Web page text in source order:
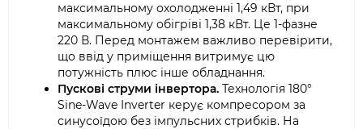
максимальному охолодженні 1,49 кВт, при
максимальному обігріві 1,38 кВт. Це 1-фазне
220 В. Перед монтажем важливо перевірити,
що ввід у приміщення витримує цю
потужність плюс інше обладнання.
Пускові струми інвертора. Технологія 180°
Sine-Wave Inverter керує компресором за
синусоїдою без імпульсних стрибків. На